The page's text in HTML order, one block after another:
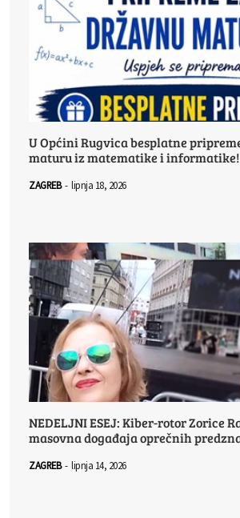
U Općini Rugvica besplatne
maturu iz matematike i informatike!
ZAGREB - lipnja 18, 2026
NEDELJNI ESEJ: Kiber-rotor Zorice
masovna događaja oprečnih
ZAGREB - lipnja 14, 2026